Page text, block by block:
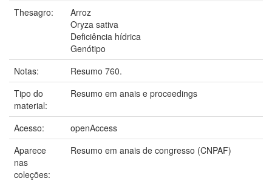
Thesagro:
Arroz
Oryza sativa
Deficiência hídrica
Genótipo
Notas:
Resumo 760.
Tipo do
material:
Resumo em anais e proceedings
Acesso:
openAccess
Aparece
nas
coleções:
Resumo em anais de congresso (CNPAF)